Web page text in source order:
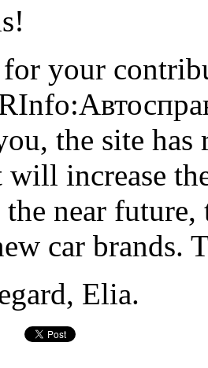
your
the site
will increase
the near
car brands.
Elia.